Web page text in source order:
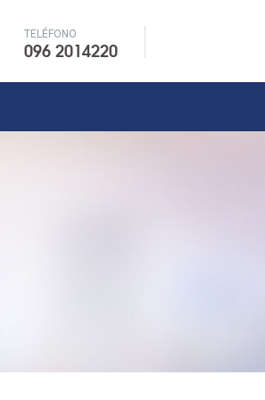
TELÉFONO
096 2014220